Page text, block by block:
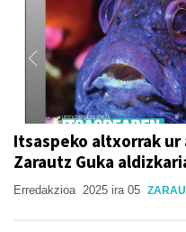
Itsaspeko altxorrak
Zarautz Guka
Erredakzioa 2025 ira 05